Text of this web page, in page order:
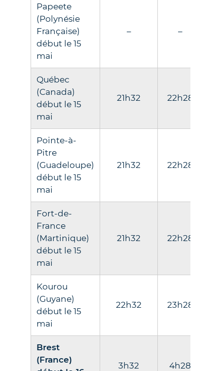
Papeete
(Polynésie
Française)
début le 15
mai
– –
Québec
(Canada)
début le 15
mai
21h32 22h28
Pointe-à-
Pitre
(Guadeloupe)
début le 15
mai
21h32 22h28
Fort-de-
France
(Martinique)
début le 15
mai
21h32 22h28
Kourou
(Guyane)
début le 15
mai
22h32 23h28
Brest
(France)
3h32 4h28